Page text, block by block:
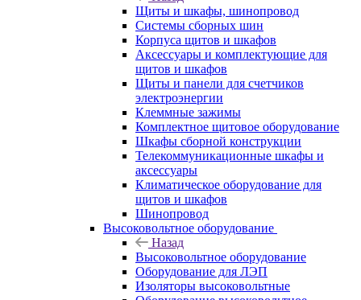
Щиты и шкафы, шинопровод
Системы сборных шин
Корпуса щитов и шкафов
Аксессуары и комплектующие для
щитов и шкафов
Щиты и панели для счетчиков
электроэнергии
Клеммные зажимы
Комплектное щитовое оборудование
Шкафы сборной конструкции
Телекоммуникационные шкафы и
аксессуары
Климатическое оборудование для
щитов и шкафов
Шинопровод
Высоковольтное оборудование
Назад
Высоковольтное оборудование
Оборудование для ЛЭП
Изоляторы высоковольтные